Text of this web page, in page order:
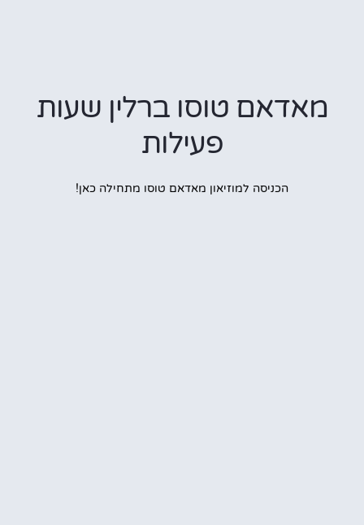
מאדאם טוסו ברלין שעות
פעילות
הכניסה למוזיאון מאדאם טוסו מתחילה כאן!